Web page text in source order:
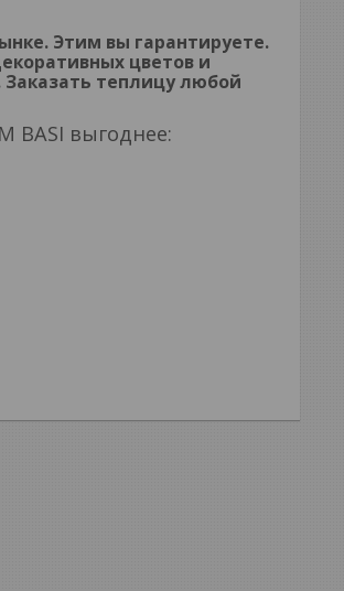
Этим вы гарантируете.
цветов и
Заказать теплицу любой
BASI выгоднее: